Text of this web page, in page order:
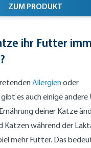
ZUM PRODUKT
ihr Futter
Allergienoder
es auch einige andere
deiner Katze
Katzen während der
mehr Futter. Das